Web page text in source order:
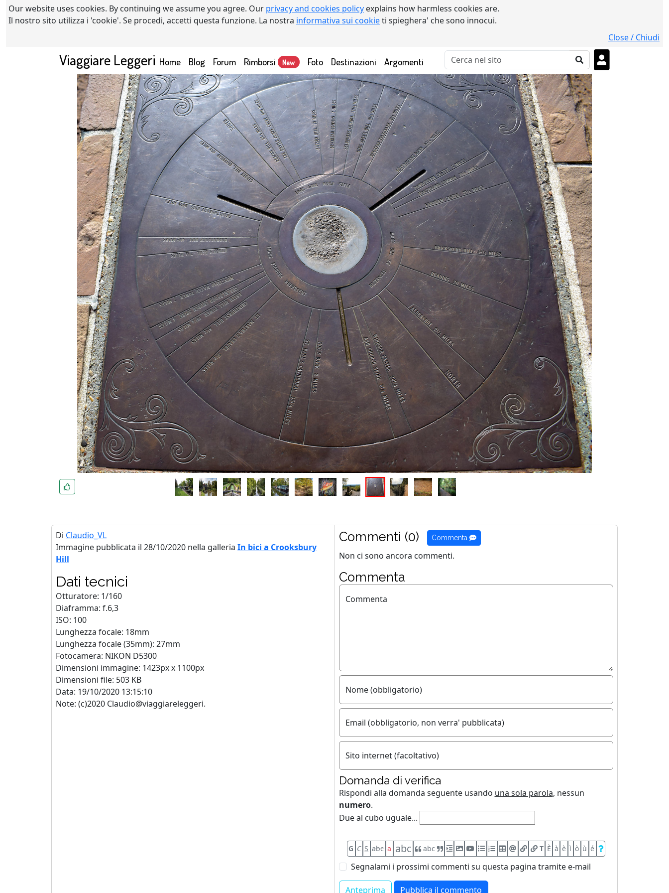
Our website uses cookies. By continuing we assume you agree. Our privacy and cookies policy explains how harmless cookies are.
Il nostro sito utilizza i 'cookie'. Se procedi, accetti questa funzione. La nostra informativa sui cookieti spieghera' che sono innocui.
Close / Chiudi
Viaggiare Leggeri Home(current)
Blog Forum Rimborsi New Foto Destinazioni Argomenti
Di Claudio_VL
Immagine pubblicata il 28/10/2020 nella galleria In bici a Crooksbury
Hill
Dati tecnici
Otturatore: 1/160
Diaframma: f.6,3
ISO: 100
Lunghezza focale: 18mm
Lunghezza focale (35mm): 27mm
Fotocamera: NIKON D5300
Dimensioni immagine: 1423px x 1100px
Dimensioni file: 503 KB
Data: 19/10/2020 13:15:10
Note: (c)2020 Claudio@viaggiareleggeri.
Commenti (0) Commenta
Non ci sono ancora commenti.
Commenta
Commenta
Nome (obbligatorio)
Email (obbligatorio, non verra' pubblicata)
Sito internet (facoltativo)
Domanda di verifica
Rispondi alla domanda seguente usando una sola parola, nessun
numero.
Due al cubo uguale...
G C S abc a abc abc T È à è ì ò ù é
Segnalami i prossimi commenti su questa pagina tramite e-mail